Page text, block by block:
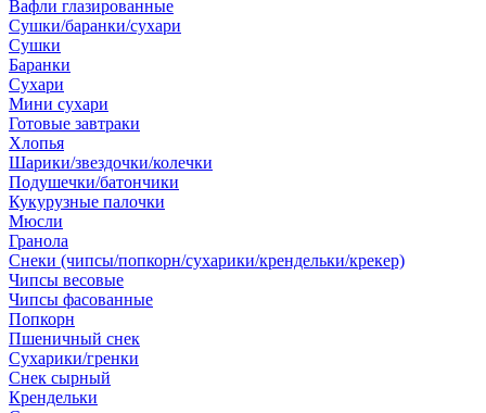
Вафли глазированные
Сушки/баранки/сухари
Сушки
Баранки
Сухари
Мини сухари
Готовые завтраки
Хлопья
Шарики/звездочки/колечки
Подушечки/батончики
Кукурузные палочки
Мюсли
Гранола
Снеки (чипсы/попкорн/сухарики/крендельки/крекер)
Чипсы весовые
Чипсы фасованные
Попкорн
Пшеничный снек
Сухарики/гренки
Снек сырный
Крендельки